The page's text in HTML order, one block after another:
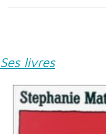
Ses livres